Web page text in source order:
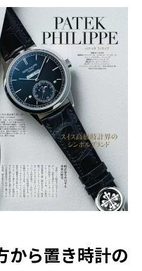
から置き時計の